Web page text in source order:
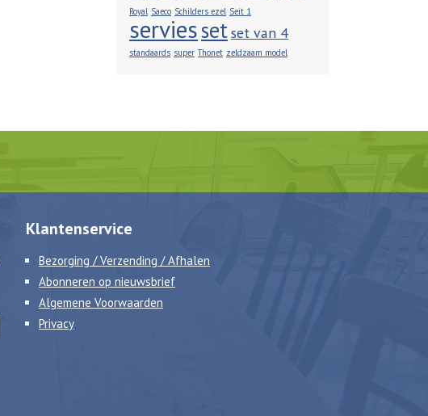
Royal Saeco Schilders ezel Seit 1
serviessetset van 4
standaards super Thonet zeldzaam model
Klantenservice
Bezorging / Verzending / Afhalen
Abonneren op nieuwsbrief
Algemene Voorwaarden
Privacy